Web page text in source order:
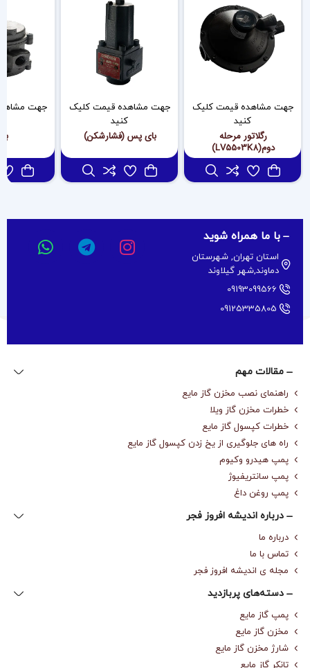
جهت مشاهده قیمت کلیک
کنید
رگلاتور مرحله
دوم(LV5503K8)
جهت مشاهده قیمت کلیک
کنید
بای پس (فشارشکن)
جهت
با ما همراه شوید
استان تهران, شهرستان
دماوند,شهر گیلاوند
09193099566
09125335805
مقالات مهم
راهنمای نصب مخزن گاز مایع
خطرات مخزن گاز ویلا
خطرات کپسول گاز مایع
راه های جلوگیری از یخ زدن کپسول گاز مایع
پمپ هیدرو وکیوم
پمپ سانتریفیوژ
پمپ روغن داغ
درباره‌ اندیشه افروز فجر
درباره‌ ما
تماس با ما
مجله‌ ی اندیشه افروز فجر
دسته‌های پربازدید
پمپ گاز مایع
مخزن گاز مایع
شارژ مخزن گاز مایع
تانکر گاز مایع